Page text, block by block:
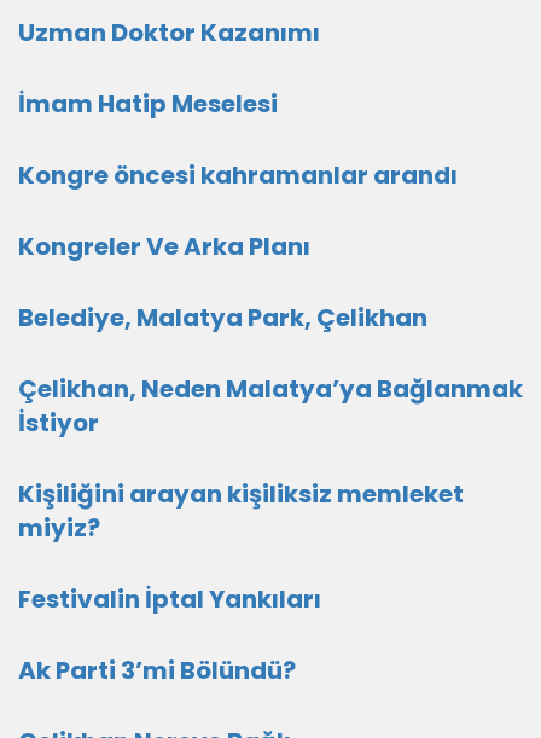
Uzman Doktor Kazanımı
İmam Hatip Meselesi
Kongre öncesi kahramanlar arandı
Kongreler Ve Arka Planı
Belediye, Malatya Park, Çelikhan
Çelikhan, Neden Malatya’ya Bağlanmak
İstiyor
Kişiliğini arayan kişiliksiz memleket
miyiz?
Festivalin İptal Yankıları
Ak Parti 3’mi Bölündü?